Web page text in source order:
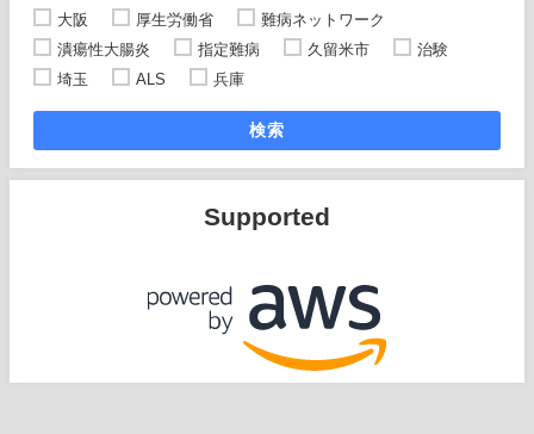
大阪
厚生労働省
難病ネットワーク
潰瘍性大腸炎
指定難病 久留米市
治験
埼玉
ALS 兵庫
検索
Supported